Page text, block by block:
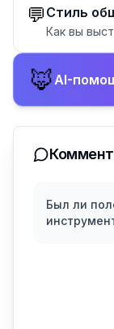
💬 Стиль
Как вы
🦊AI-
Был ли